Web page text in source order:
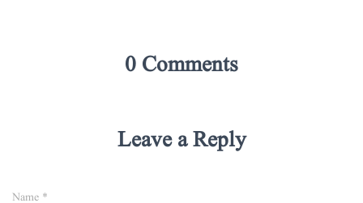
0 Comments
Leave a Reply
Name *